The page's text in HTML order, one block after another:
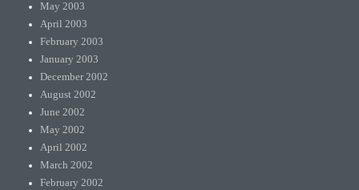
May 2003
April 2003
February 2003
January 2003
December 2002
August 2002
June 2002
May 2002
April 2002
March 2002
February 2002